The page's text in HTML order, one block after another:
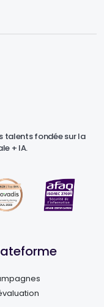
talents fondée sur la
+ IA.